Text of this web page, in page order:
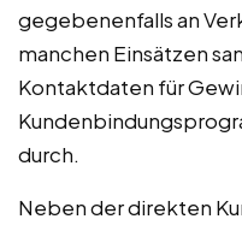
gegebenenfalls an
manchen Einsätzen
Kontaktdaten für
durch.
Neben der direkten